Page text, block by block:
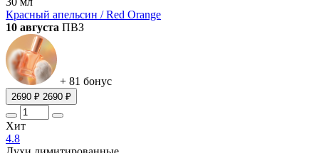
Красный апельсин / Red Orange
10 августа ПВЗ
+ 81 бонус
2690 ₽ 2690 ₽
Хит
4.8